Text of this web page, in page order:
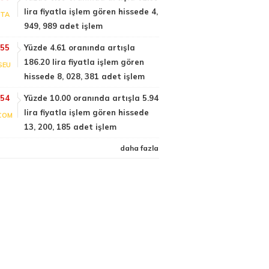
lira fiyatla işlem gören hissede 4,
949, 989 adet işlem
Yüzde 4.61 oranında artışla
186.20 lira fiyatla işlem gören
hissede 8, 028, 381 adet işlem
Yüzde 10.00 oranında artışla 5.94
lira fiyatla işlem gören hissede
13, 200, 185 adet işlem
daha fazla